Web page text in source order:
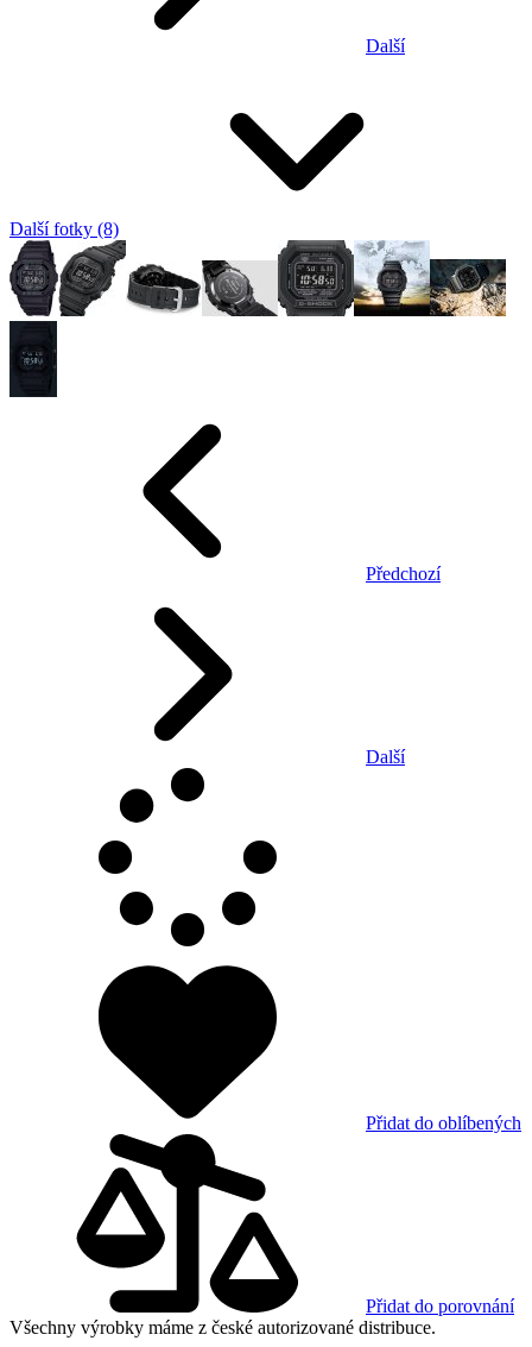
Další
Další fotky (8)
Předchozí
Další
Přidat do oblíbených
Přidat do porovnání
Všechny výrobky máme z české autorizované distribuce.